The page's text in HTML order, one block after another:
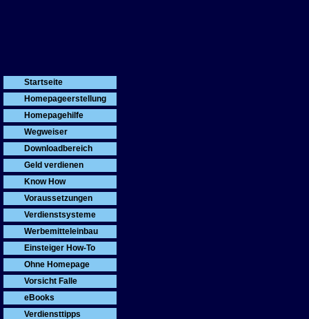
Startseite
Homepageerstellung
Homepagehilfe
Wegweiser
Downloadbereich
Geld verdienen
Know How
Voraussetzungen
Verdienstsysteme
Werbemitteleinbau
Einsteiger How-To
Ohne Homepage
Vorsicht Falle
eBooks
Verdiensttipps